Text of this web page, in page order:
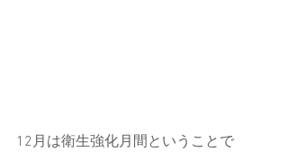
12月は衛生強化月間ということで